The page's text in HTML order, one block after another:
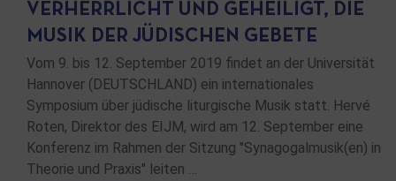
VERHERRLICHT UND GEHEILIGT, DIE
MUSIK DER JÜDISCHEN GEBETE
Vom 9. bis 12. September 2019 findet an der Universität
Hannover (DEUTSCHLAND) ein internationales
Symposium über jüdische liturgische Musik statt. Hervé
Roten, Direktor des EIJM, wird am 12. September eine
Konferenz im Rahmen der Sitzung "Synagogalmusik(en) in
Theorie und Praxis" leiten …